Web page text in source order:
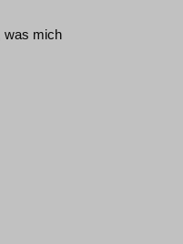
was mich